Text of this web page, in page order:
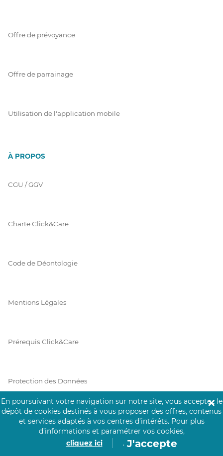
Offre de prévoyance
Offre de parrainage
Utilisation de l'application mobile
À PROPOS
CGU / GGV
Charte Click&Care
Code de Déontologie
Mentions Légales
Prérequis Click&Care
Protection des Données
Vie Privée
En poursuivant votre navigation sur notre site, vous acceptez le
dépôt de cookies destinés à vous proposer des offres, contenus
et services adaptés à vos centres d’intérêts. Pour plus
d’informations et paramétrer vos cookies,
cliquez ici
. J'accepte
✕